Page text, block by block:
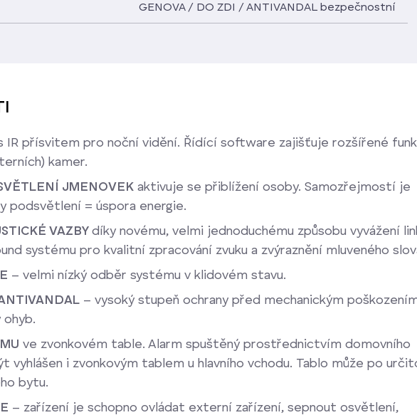
GENOVA / DO ZDI / ANTIVANDAL bezpečnostní
IR přísvitem pro noční vidění. Řídící software zajišťuje rozšířené
kamer.
JMENOVEK aktivuje se přiblížení osoby. Samozřejmostí je
podsvětlení = úspora energie.
VAZBY díky novému, velmi jednoduchému způsobu vyvážení
systému pro kvalitní zpracování zvuku a zvýraznění mluveného
– velmi nízký odběr systému v klidovém stavu.
– vysoký stupeň ochrany před mechanickým
ohyb.
ve zvonkovém table. Alarm spuštěný prostřednictvím domovního
vyhlášen i zvonkovým tablem u hlavního vchodu. Tablo může po
bytu.
– zařízení je schopno ovládat externí zařízení, sepnout osvětlení,